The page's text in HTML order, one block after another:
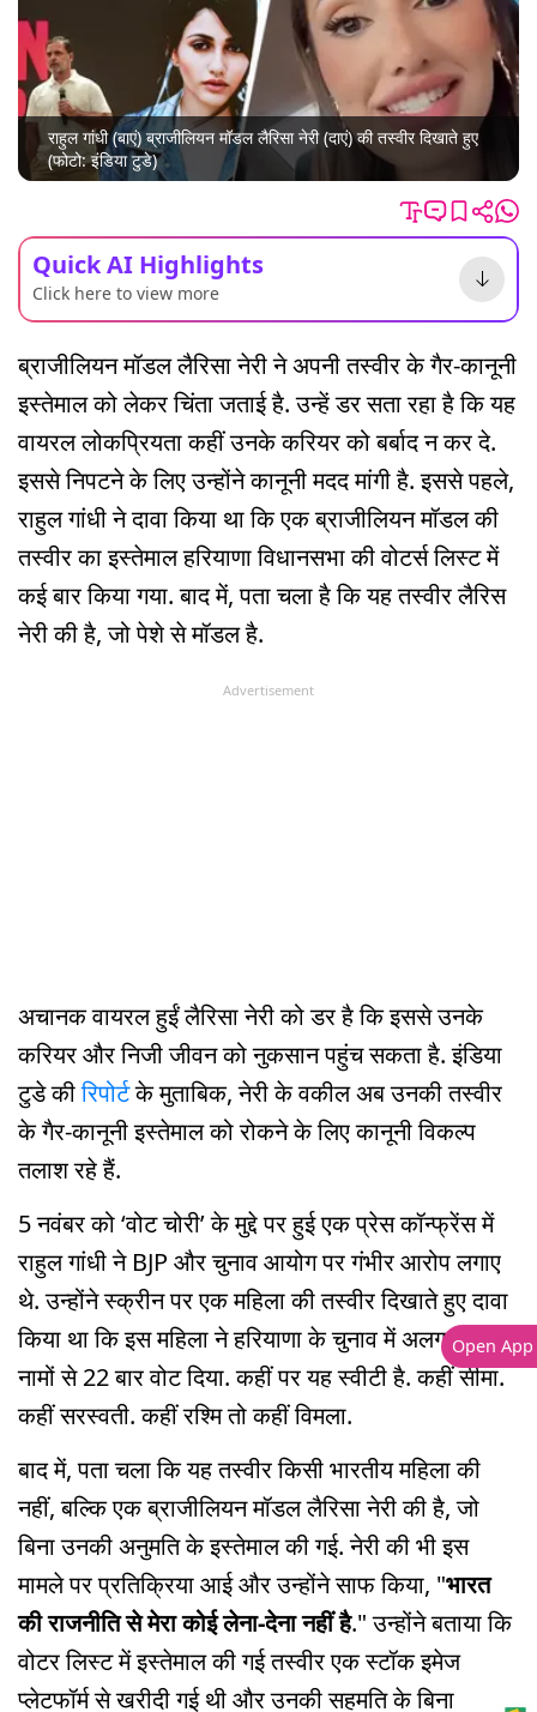
राहुल गांधी (बाएं) ब्राजीलियन मॉडल लैरिसा नेरी (दाएं) की तस्वीर दिखाते हुए
(फोटो: इंडिया टुडे)
Quick AI Highlights
Click here to view more
ब्राजीलियन मॉडल लैरिसा नेरी ने अपनी तस्वीर के गैर-कानूनी
इस्तेमाल को लेकर चिंता जताई है. उन्हें डर सता रहा है कि यह
वायरल लोकप्रियता कहीं उनके करियर को बर्बाद न कर दे.
इससे निपटने के लिए उन्होंने कानूनी मदद मांगी है. इससे पहले,
राहुल गांधी ने दावा किया था कि एक ब्राजीलियन मॉडल की
तस्वीर का इस्तेमाल हरियाणा विधानसभा की वोटर्स लिस्ट में
कई बार किया गया. बाद में, पता चला है कि यह तस्वीर लैरिस
नेरी की है, जो पेशे से मॉडल है.
Advertisement
अचानक वायरल हुईं लैरिसा नेरी को डर है कि इससे उनके
करियर और निजी जीवन को नुकसान पहुंच सकता है. इंडिया
टुडे कीरिपोर्टके मुताबिक, नेरी के वकील अब उनकी तस्वीर
के गैर-कानूनी इस्तेमाल को रोकने के लिए कानूनी विकल्प
तलाश रहे हैं.
5 नवंबर को ‘वोट चोरी’ के मुद्दे पर हुई एक प्रेस कॉन्फ्रेंस में
राहुल गांधी ने BJP और चुनाव आयोग पर गंभीर आरोप लगाए
थे. उन्होंने स्क्रीन पर एक महिला की तस्वीर दिखाते हुए दावा
किया था कि इस महिला ने हरियाणा के चुनाव में अलग-अलग
नामों से 22 बार वोट दिया. कहीं पर यह स्वीटी है. कहीं सीमा.
कहीं सरस्वती. कहीं रश्मि तो कहीं विमला.
बाद में, पता चला कि यह तस्वीर किसी भारतीय महिला की
नहीं, बल्कि एक ब्राजीलियन मॉडल लैरिसा नेरी की है, जो
बिना उनकी अनुमति के इस्तेमाल की गई. नेरी की भी इस
मामले पर प्रतिक्रिया आई और उन्होंने साफ किया, "भारत
की राजनीति से मेरा कोई लेना-देना नहीं है." उन्होंने बताया कि
वोटर लिस्ट में इस्तेमाल की गई तस्वीर एक स्टॉक इमेज
प्लेटफॉर्म से खरीदी गई थी और उनकी सहमति के बिना
Open App